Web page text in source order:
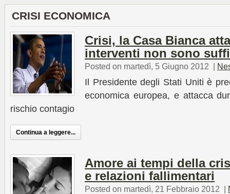
CRISI ECONOMICA
Crisi, la Casa Bianca
interventi non sono
Posted on martedì, 5 Giugno 2012 |
Il Presidente degli Stati Uniti è
economica europea, e attacca
rischio contagio
Continua a leggere...
Amore ai tempi della
e relazioni fallimentari
Posted on martedì, 21 Febbraio 2012 |